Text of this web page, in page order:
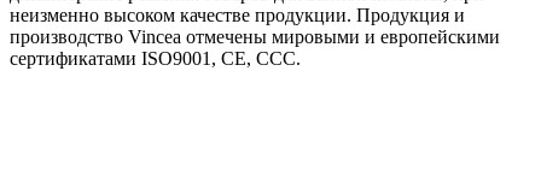
неизменно высоком качестве продукции. Продукция и
производство Vincea отмечены мировыми и европейскими
сертификатами ISO9001, CE, CCC.